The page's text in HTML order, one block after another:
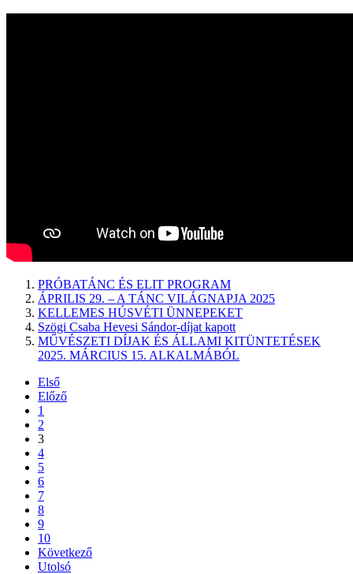
PRÓBATÁNC ÉS ELIT PROGRAM
ÁPRILIS 29. – A TÁNC VILÁGNAPJA 2025
KELLEMES HÚSVÉTI ÜNNEPEKET
Szögi Csaba Hevesi Sándor-díjat kapott
MŰVÉSZETI DÍJAK ÉS ÁLLAMI KITÜNTETÉSEK
2025. MÁRCIUS 15. ALKALMÁBÓL
Első
Előző
1
2
3
4
5
6
7
8
9
10
Következő
Utolsó